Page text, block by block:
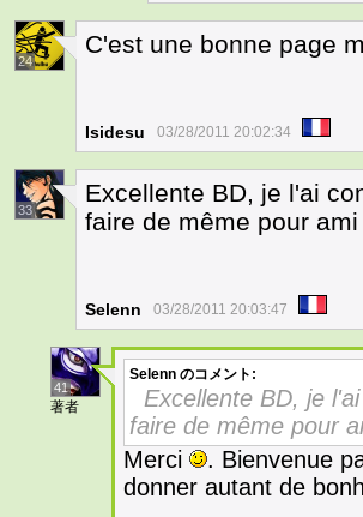
24
C'est une bonne page
Isidesu 03/28/2011 20:02:34
33
Excellente BD, je l'ai
faire de même pour ami
Selenn 03/28/2011 20:03:47
41
著者
Selenn のコメント:
Excellente BD, je
faire de même pour
Merci
. Bienvenue
donner autant de